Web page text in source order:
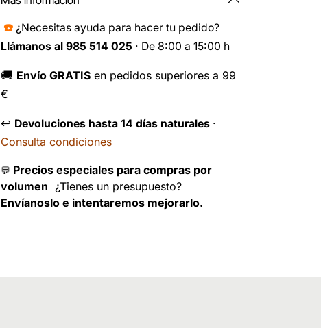
☎️ ¿Necesitas ayuda para hacer tu pedido?
Llámanos al 985 514 025 · De 8:00 a 15:00 h
🚚 Envío GRATIS en pedidos superiores a 99
€
↩️ Devoluciones hasta 14 días naturales ·
Consulta condiciones
💬 Precios especiales para compras por
volumen ¿Tienes un presupuesto?
Envíanoslo e intentaremos mejorarlo.